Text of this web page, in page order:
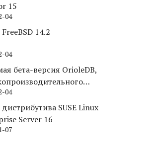
15
04
14.2
04
бета-версия OrioleDB,
хранения для PostgreSQL
04
SUSE Linux
Server 16
07